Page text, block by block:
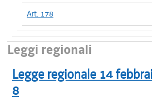
Art. 178
Leggi regionali
Legge regionale 14
8